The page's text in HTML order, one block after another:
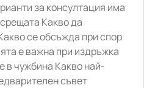
за консултация има
Какво да
се обсъжда при спор
е важна при издръжка
в чужбина Какво най-
съвет